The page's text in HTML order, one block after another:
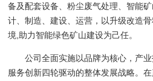
备及配套设备、粉尘废气处理、智能
计、制造、建设、运营，以升级改造
境,助力智能绿色矿山建设为己任。
公司全面实施以品牌为核心，产
服务创新四轮驱动的整体发展战略。